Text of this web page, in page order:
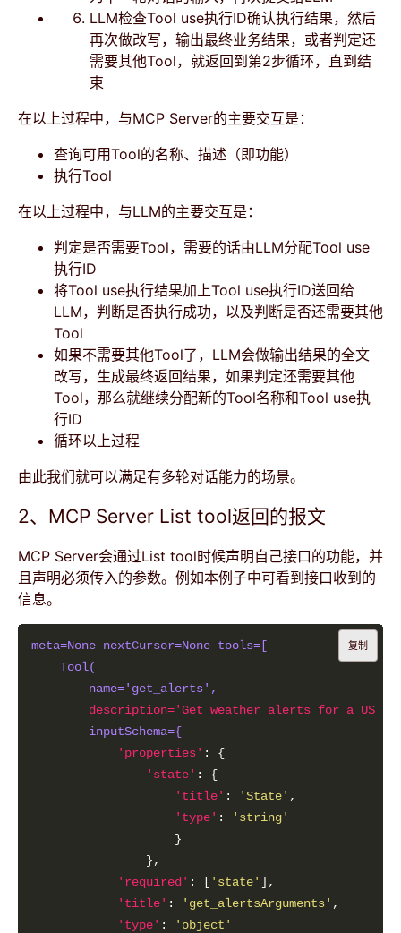
LLM检查Tool use执行ID确认执行结果，然后
再次做改写，输出最终业务结果，或者判定还
需要其他Tool，就返回到第2步循环，直到结
束
在以上过程中，与MCP Server的主要交互是：
查询可用Tool的名称、描述（即功能）
执行Tool
在以上过程中，与LLM的主要交互是：
判定是否需要Tool，需要的话由LLM分配Tool use
执行ID
将Tool use执行结果加上Tool use执行ID送回给
LLM，判断是否执行成功，以及判断是否还需要其他
Tool
如果不需要其他Tool了，LLM会做输出结果的全文
改写，生成最终返回结果，如果判定还需要其他
Tool，那么就继续分配新的Tool名称和Tool use执
行ID
循环以上过程
由此我们就可以满足有多轮对话能力的场景。
2、MCP Server List tool返回的报文
MCP Server会通过List tool时候声明自己接口的功能，并
且声明必须传入的参数。例如本例子中可看到接口收到的
信息。
meta=None nextCursor=None tools=[
Tool(
name='get_alerts',
description='Get weather alerts for a US
inputSchema={
'properties'
'state'
'title' : 'State'
'type' :
'string'
'required' : [ 'state'
'title' : 'get_alertsArguments'
'type' : 'object'
复制